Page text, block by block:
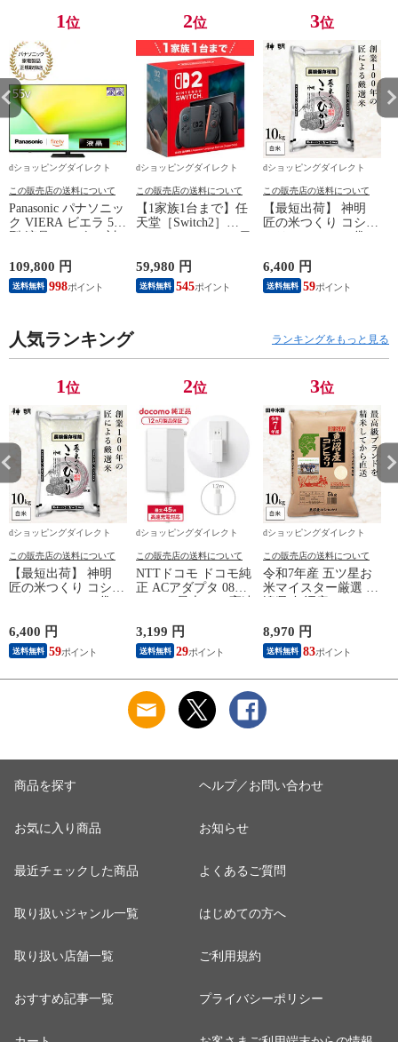
1位
dショッピングダイレクト
この販売店の送料について
Panasonic パナソニッ
ク VIERA ビエラ 55
Youtube Netflix 【配
送のみ 設置なし 軒
先渡し】 ［正規取扱
109,800 円
送料無料 998
2位
dショッピングダイレクト
この販売店の送料について
【1家族1台まで】任
天堂［Switch2］
体 BEE-S-KB6CA
59,980 円
送料無料 545
3位
dショッピングダイレクト
この販売店の送料について
【最短出荷】 神明
匠の米つくり コシヒ
可能 防虫対策 白米
精米 お米 コメ 家計
応援米 送料無料
6,400 円
送料無料 59
人気ランキング ランキングをもっと見る
1位
dショッピングダイレクト
この販売店の送料について
【最短出荷】 神明
匠の米つくり コシヒ
可能 防虫対策 白米
精米 お米 コメ 家計
応援米 送料無料
6,400 円
送料無料 59
2位
dショッピングダイレクト
この販売店の送料について
NTTドコモ ドコモ純
正 ACアダプタ 08
iPhone Android
Nintendo Switch スイ
ッチ対応 AMD39027
3,199 円
送料無料 29
3位
dショッピングダイレクト
この販売店の送料について
令和7年産 五ツ星お
米マイスター厳選 新
まとめ買い 田中米穀
精米HACCP認定の高
品質管理 白米 精米
8,970 円
送料無料 83
商品を探す
お気に入り商品
最近チェックした商品
取り扱いジャンル一覧
取り扱い店舗一覧
おすすめ記事一覧
ヘルプ／お問い合わせ
お知らせ
よくあるご質問
はじめての方へ
ご利用規約
プライバシーポリシー